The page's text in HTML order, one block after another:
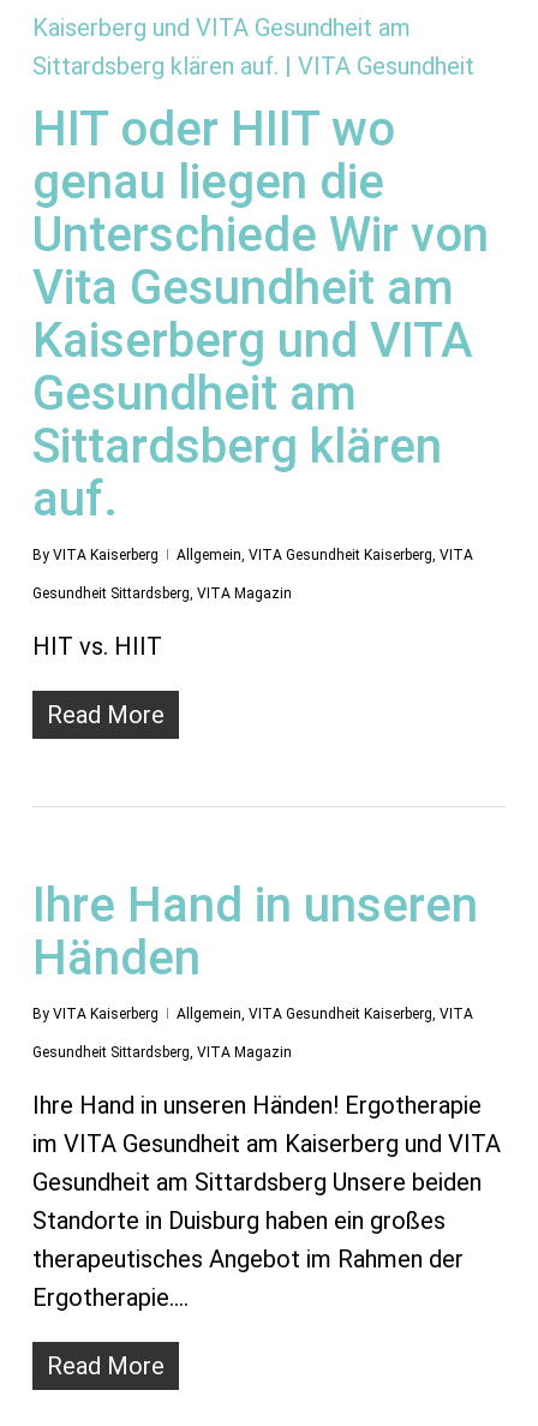
HIT oder HIIT wo
genau liegen die
Unterschiede Wir von
Vita Gesundheit am
Kaiserberg und VITA
Gesundheit am
Sittardsberg klären
auf.
By VITA Kaiserberg Allgemein, VITA Gesundheit Kaiserberg, VITA
Gesundheit Sittardsberg, VITA Magazin
HIT vs. HIIT
Read More
Ihre Hand in unseren
Händen
By VITA Kaiserberg Allgemein, VITA Gesundheit Kaiserberg, VITA
Gesundheit Sittardsberg, VITA Magazin
Ihre Hand in unseren Händen! Ergotherapie
im VITA Gesundheit am Kaiserberg und VITA
Gesundheit am Sittardsberg Unsere beiden
Standorte in Duisburg haben ein großes
therapeutisches Angebot im Rahmen der
Ergotherapie.…
Read More